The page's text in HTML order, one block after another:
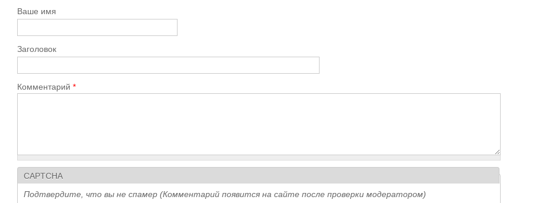
Ваше имя
Заголовок
Комментарий*
CAPTCHA
Подтвердите, что вы не спамер (Комментарий появится на сайте после проверки модератором)